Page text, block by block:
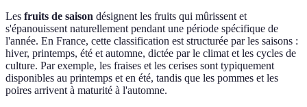
Les fruits de saison désignent les fruits qui mûrissent et
s'épanouissent naturellement pendant une période spécifique de
l'année. En France, cette classification est structurée par les saisons :
hiver, printemps, été et automne, dictée par le climat et les cycles de
culture. Par exemple, les fraises et les cerises sont typiquement
disponibles au printemps et en été, tandis que les pommes et les
poires arrivent à maturité à l'automne.